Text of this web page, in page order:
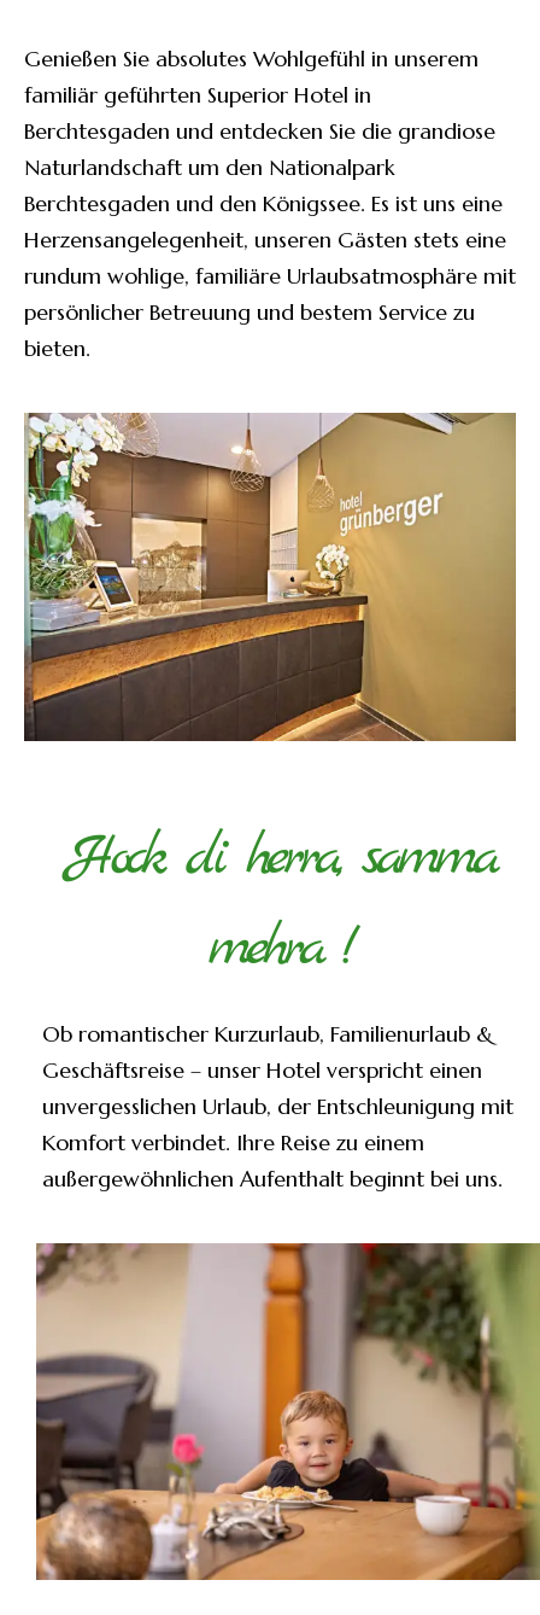
Genießen Sie absolutes Wohlgefühl in unserem
familiär geführten Superior Hotel in
Berchtesgaden und entdecken Sie die grandiose
Naturlandschaft um den Nationalpark
Berchtesgaden und den Königssee. Es ist uns eine
Herzensangelegenheit, unseren Gästen stets eine
rundum wohlige, familiäre Urlaubsatmosphäre mit
persönlicher Betreuung und bestem Service zu
bieten.
Hock di herra, samma
mehra !
Ob romantischer Kurzurlaub, Familienurlaub &
Geschäftsreise – unser Hotel verspricht einen
unvergesslichen Urlaub, der Entschleunigung mit
Komfort verbindet. Ihre Reise zu einem
außergewöhnlichen Aufenthalt beginnt bei uns.